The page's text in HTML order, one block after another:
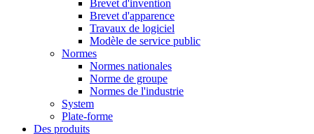
Brevet d'invention
Brevet d'apparence
Travaux de logiciel
Modèle de service public
Normes
Normes nationales
Norme de groupe
Normes de l'industrie
System
Plate-forme
Des produits